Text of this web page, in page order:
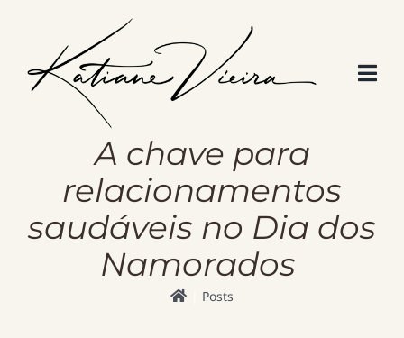
A chave para
relacionamentos
saudáveis no Dia dos
Namorados
Posts